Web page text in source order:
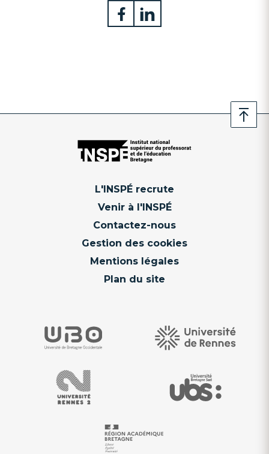
L'INSPÉ recrute
Venir à l'INSPÉ
Contactez-nous
Gestion des cookies
Mentions légales
Plan du site